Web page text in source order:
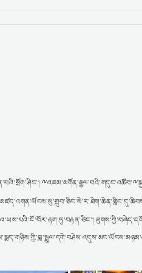
ྋའཇམ་མགོན་རྒྱལ་བའི་གདུང་འཚོབ་ྋ